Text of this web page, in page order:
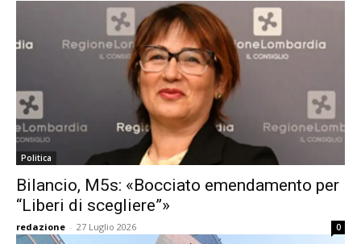
Politica
Bilancio, M5s: «Bocciato emendamento per
“Liberi di scegliere”»
redazione - 27 Luglio 2026 0